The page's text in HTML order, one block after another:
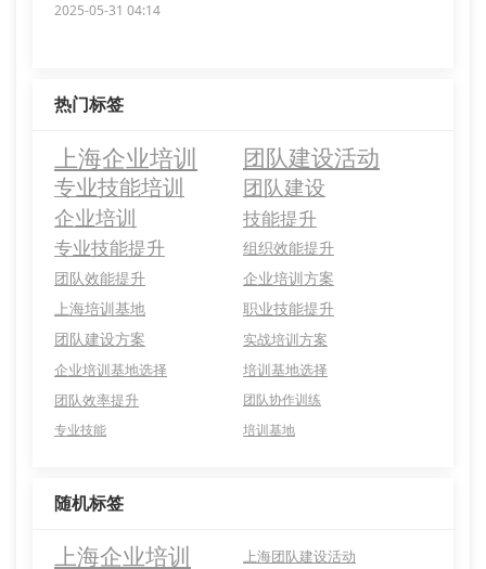
2025-05-31 04:14
热门标签
上海企业培训 团队建设活动
专业技能培训 团队建设
企业培训 技能提升
专业技能提升
组织效能提升
团队效能提升
企业培训方案
上海培训基地
职业技能提升
团队建设方案
实战培训方案
企业培训基地选择
培训基地选择
团队效率提升
团队协作训练
专业技能
培训基地
随机标签
上海企业培训 上海团队建设活动